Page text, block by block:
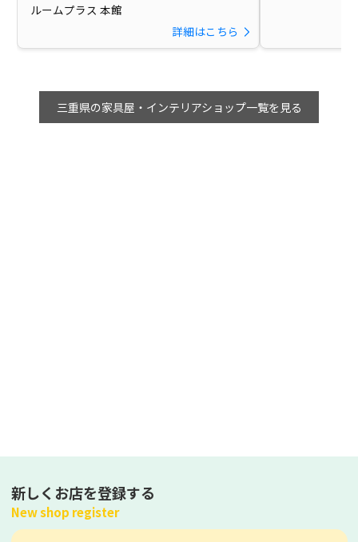
ルームプラス 本館
詳細はこちら
三重県の家具屋・インテリアショップ一覧を見る
新しくお店を登録する
New shop register